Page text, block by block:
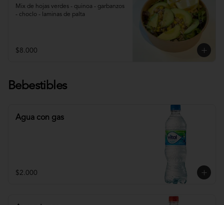
Mix de hojas verdes - quinoa - garbanzos
- choclo - laminas de palta
$8.000
Bebestibles
Agua con gas
$2.000